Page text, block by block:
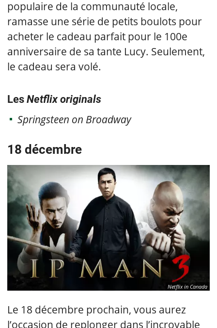
populaire de la communauté locale,
ramasse une série de petits boulots pour
acheter le cadeau parfait pour le 100e
anniversaire de sa tante Lucy. Seulement,
le cadeau sera volé.
Les Netflix originals
Springsteen on Broadway
18 décembre
Netflix in Canada
Le 18 décembre prochain, vous aurez
l’occasion de replonger dans l’incroyable